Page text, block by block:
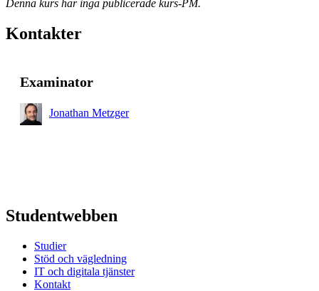
Denna kurs har inga publicerade kurs-PM.
Kontakter
Examinator
Jonathan Metzger
Studentwebben
Studier
Stöd och vägledning
IT och digitala tjänster
Kontakt